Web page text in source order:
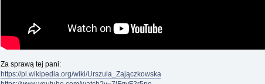
Za sprawą tej pani:
https://pl.wikipedia.org/wiki/Urszula_Zajączkowska